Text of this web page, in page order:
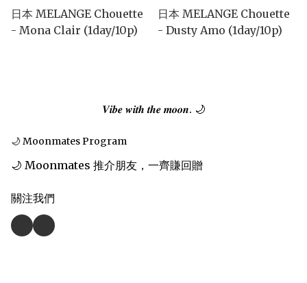
日本 MELANGE Chouette
- Mona Clair (1day/10p)
日本 MELANGE Chouette
- Dusty Amo (1day/10p)
𝑽𝒊𝒃𝒆 𝒘𝒊𝒕𝒉 𝒕𝒉𝒆 𝒎𝒐𝒐𝒏. 🌙
🌙 Moonmates Program
🌙 Moonmates 推介朋友，一齊賺回贈
關注我們